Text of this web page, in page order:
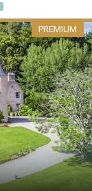
PREMIUM